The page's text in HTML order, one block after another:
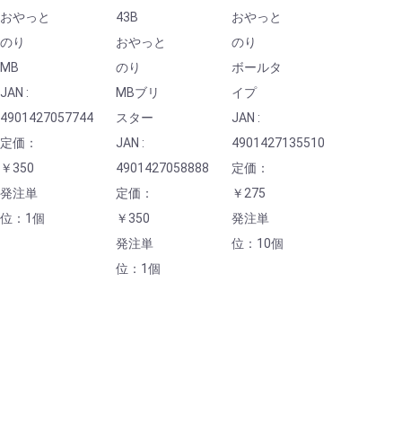
おやっと
のり
MB
JAN :
4901427057744
定価：
￥350
発注単
位：1個
43B
おやっと
のり
MBブリ
スター
JAN :
4901427058888
定価：
￥350
発注単
位：1個
おやっと
のり
ボールタ
イプ
JAN :
4901427135510
定価：
￥275
発注単
位：10個